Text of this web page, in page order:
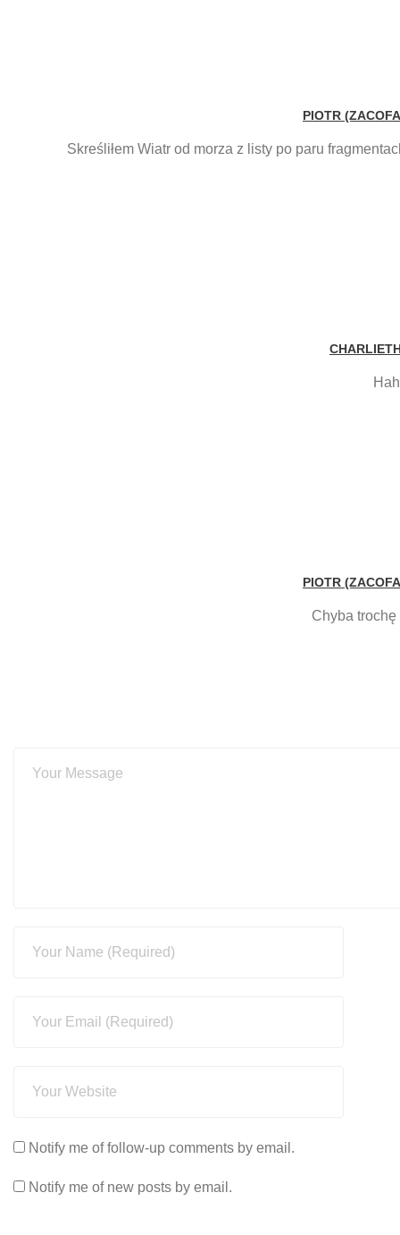
PIOTR
Skreśliłem Wiatr od morza z listy po paru
PIOTR
Chyba
Notify me of follow-up comments by email.
Notify me of new posts by email.